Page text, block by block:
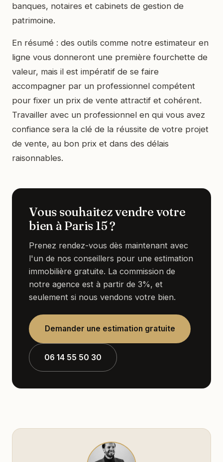
banques, notaires et cabinets de gestion de
patrimoine.
En résumé : des outils comme notre estimateur en
ligne vous donneront une première fourchette de
valeur, mais il est impératif de se faire
accompagner par un professionnel compétent
pour fixer un prix de vente attractif et cohérent.
Travailler avec un professionnel en qui vous avez
confiance sera la clé de la réussite de votre projet
de vente, au bon prix et dans des délais
raisonnables.
Vous souhaitez vendre votre
bien à Paris 15 ?
Prenez rendez-vous dès maintenant avec
l'un de nos conseillers pour une estimation
immobilière gratuite. La commission de
notre agence est à partir de 3%, et
seulement si nous vendons votre bien.
Demander une estimation gratuite
06 14 55 50 30